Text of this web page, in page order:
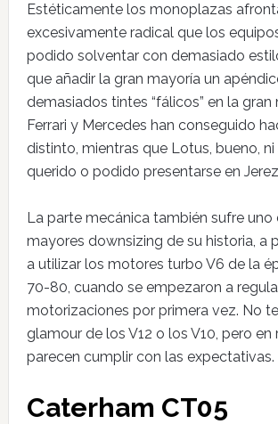
Estéticamente los monoplazas
excesivamente radical que los
podido solventar con demasiado
que añadir la gran mayoría un
demasiados tintes “fálicos” en la gran
Ferrari y Mercedes han conseguido
distinto, mientras que Lotus, bueno, ni
querido o podido presentarse en
La parte mecánica también sufre uno
mayores downsizing de su historia, a
a utilizar los motores turbo V6 de la
70-80, cuando se empezaron a
motorizaciones por primera vez. No
glamour de los V12 o los V10, pero en
parecen cumplir con las expectativas.
Caterham CT05